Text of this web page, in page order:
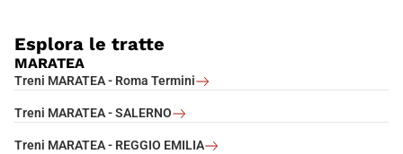
Esplora le tratte
MARATEA
Treni MARATEA - Roma Termini
Treni MARATEA - SALERNO
Treni MARATEA - REGGIO EMILIA